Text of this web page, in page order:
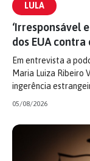
LULA
‘Irresponsável
dos EUA
Em entrevista a
Maria Luiza Ribeiro
ingerência
05/08/2026